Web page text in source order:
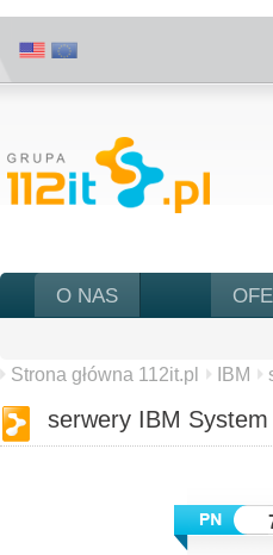
O NAS
Strona główna 112it.pl IBM
serwery IBM